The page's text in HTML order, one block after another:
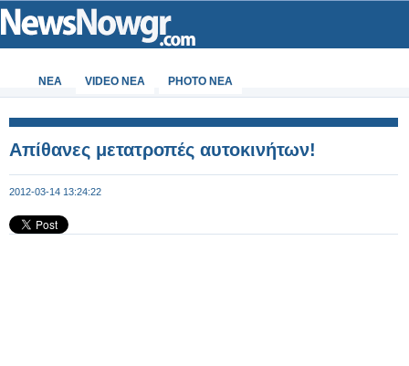
ΝΕΑ VIDEO NEA PHOTO NEA
Απίθανες μετατροπές αυτοκινήτων!
2012-03-14 13:24:22